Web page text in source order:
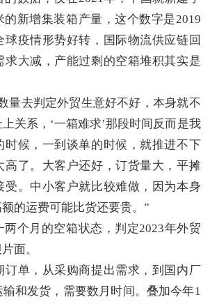
的新增集装箱产量，这个数字是2019
球疫情形势好转，国际物流供应链回
求大减，产能过剩的空箱堆积其实是
去判定外贸生意好不好，本身就不
关系，‘一箱难求’那段时间反而是我
时候，一到谈单的时候，就推进不下
高了。大客户还好，订货量大，平摊
受。中小客户就比较难做，因为本身
的运费可能比货还要贵。”
个月的空箱状态，判定2023年外贸
面。
单，从采购商提出需求，到国内厂
和发货，需要数月时间。叠加今年1